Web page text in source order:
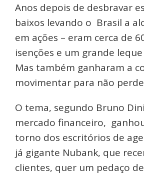
Anos depois de desbravar
baixos levando o Brasil a
em ações – eram cerca de
isenções e um grande
Mas também ganharam a
movimentar para não
O tema, segundo Bruno
mercado financeiro,
torno dos escritórios de
já gigante Nubank, que
clientes, quer um pedaço